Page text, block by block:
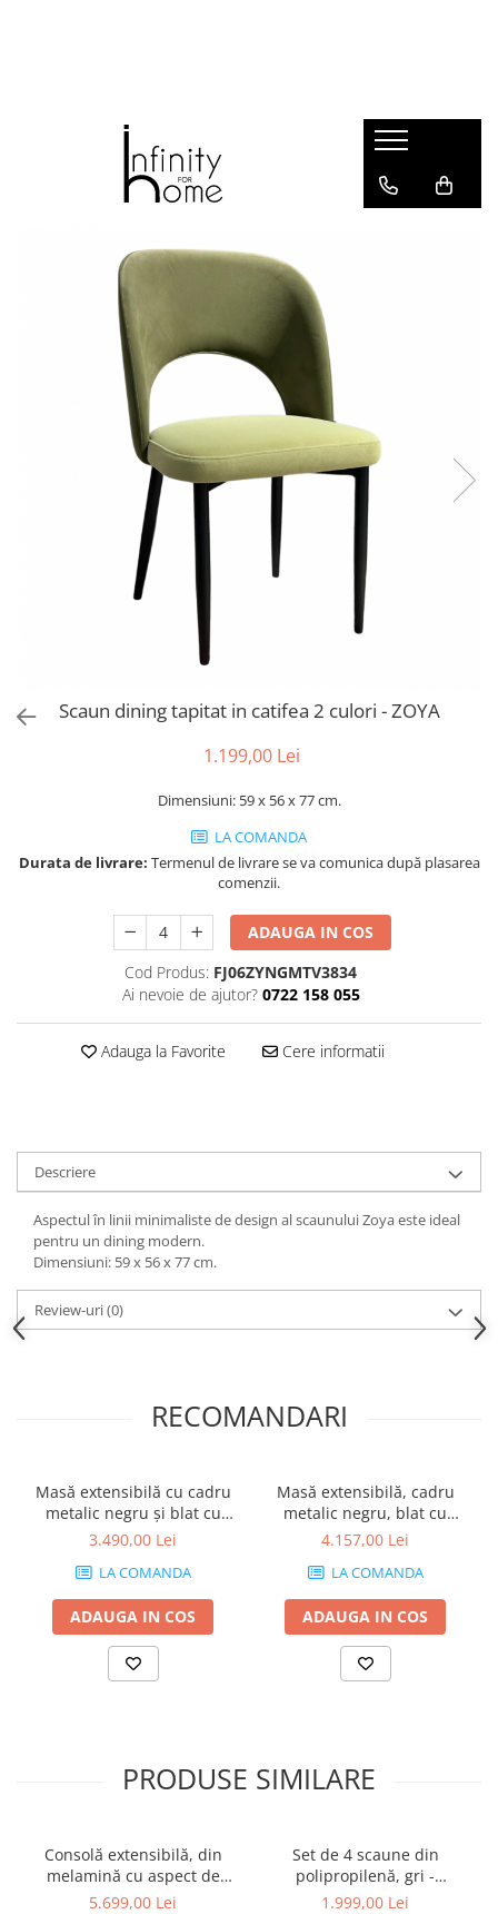
Biblioteci și rafturi
Masute auxiliare
Covoare living
Taburete și pufi
Masute de cafea
Mobila dormitor
Comode dormitor
Console dormitor
Mese
Comode hol
Suport Umbrele
Ghivece si jardiniere
Accesorii pentru servire
Textile pentru casa
Corpuri de iluminat
Designers' Choice
Scaun dining tapitat in catifea 2 culori - ZOYA
1.199,00 Lei
Dimensiuni: 59 x 56 x 77 cm.
LA COMANDA
Durata de livrare: Termenul de livrare se va comunica după plasarea
comenzii.
ADAUGA IN COS
Cod Produs: FJ06ZYNGMTV3834
Ai nevoie de ajutor? 0722 158 055
Adauga la Favorite Cere informatii
Descriere
Aspectul în linii minimaliste de design al scaunului Zoya este ideal
pentru un dining modern.
Dimensiuni: 59 x 56 x 77 cm.
Review-uri(0)
RECOMANDARI
Masă extensibilă cu cadru
metalic negru și blat cu
aspect de stejar - LEIA 100
3.490,00 Lei
LA COMANDA
ADAUGA IN COS
Masă extensibilă, cadru
metalic negru, blat cu
aspect de stejar - EDDER
4.157,00 Lei
LA COMANDA
ADAUGA IN COS
PRODUSE SIMILARE
Consolă extensibilă, din
melamină cu aspect de
frasin alb - ANGELICA
5.699,00 Lei
Set de 4 scaune din
polipropilenă, gri -
AMANDA
1.999,00 Lei